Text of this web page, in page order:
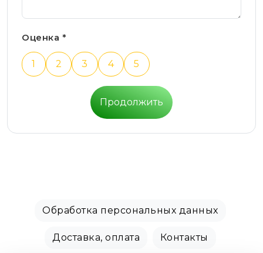
Оценка *
1 2 3 4 5
Продолжить
Обработка персональных данных
Доставка, оплата Контакты